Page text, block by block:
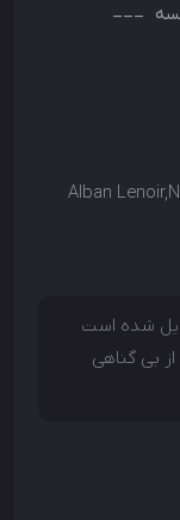
Alban
شده است
بی گناهی